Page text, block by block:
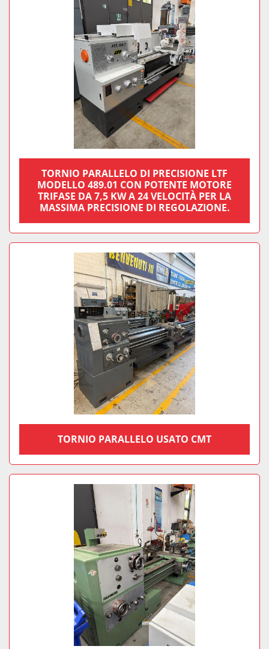
TORNIO PARALLELO DI PRECISIONE LTF
MODELLO 489.01 CON POTENTE MOTORE
TRIFASE DA 7,5 KW A 24 VELOCITÀ PER LA
MASSIMA PRECISIONE DI REGOLAZIONE.
TORNIO PARALLELO USATO CMT